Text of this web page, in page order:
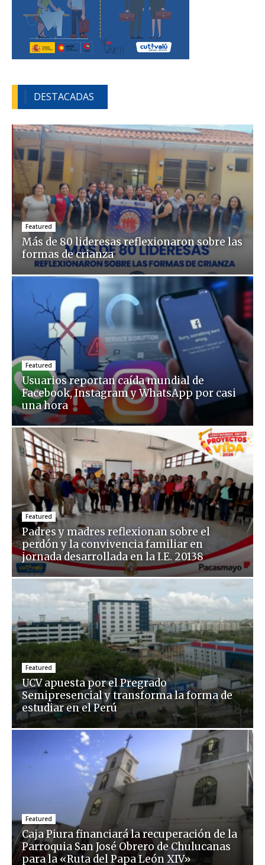
DESTACADAS
Featured
Más de 80 lideresas reflexionaron sobre las
formas de crianza
Featured
Usuarios reportan caída mundial de
Facebook, Instagram y WhatsApp por casi
una hora
Featured
Padres y madres reflexionan sobre el
perdón y la convivencia familiar en
jornada desarrollada en la I.E. 20138
Featured
UCV apuesta por el Pregrado
Semipresencial y transforma la forma de
estudiar en el Perú
Featured
Caja Piura financiará la recuperación de la
Parroquia San José Obrero de Chulucanas
para la «Ruta del Papa León XIV»